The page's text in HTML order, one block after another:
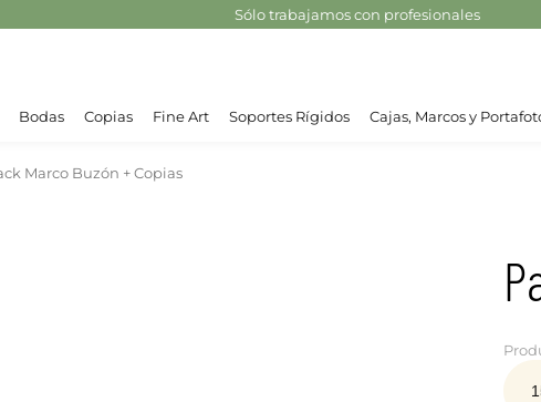
Sólo trabajamos con profesionales
Bodas Copias Fine Art Soportes Rígidos Cajas, Marcos y
Marco Buzón + Copias